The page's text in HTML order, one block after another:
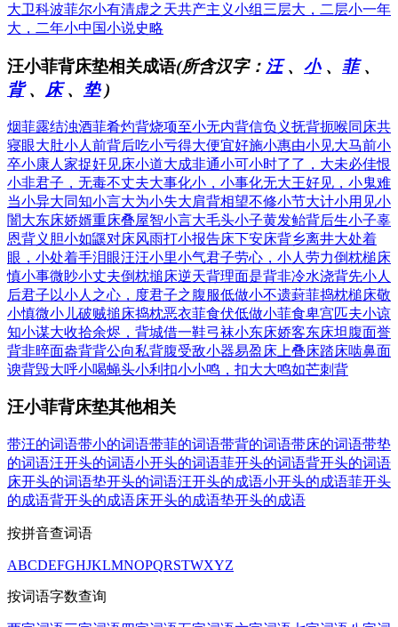
大卫科波菲尔小有清虚之天共产主义小组 三层大，二层小一年
大，二年小中国小说史略
汪小菲背床垫相关成语(所含汉字： 汪、 小、 菲、
背、 床、 垫)
烟菲露结浊酒菲肴灼背烧项至小无内背信负义抚背扼喉同床共
寝眼大肚小人前背后吃小亏得大便宜好施小惠由小见大马前小
卒小康人家捉奸见床小道大成非通小可小时了了，大未必佳恨
小非君子，无毒不丈夫大事化小，小事化无大王好见，小鬼难
当小异大同知小言大为小失大肩背相望不修小节大计小用 见小
闇大东床娇婿重床叠屋智小言大毛头小子黄发鲐背后生小子辜
恩背义 胆小如鼷对床风雨打小报告床下安床背乡离井大处着
眼，小处着手泪眼汪汪小里小气君子劳心，小人劳力倒枕槌床
慎小事微眇小丈夫倒枕搥床逆天背理面是背非冷水浇背先小人
后君子 以小人之心，度君子之腹服低做小不遗葑菲捣枕槌床敬
小慎微小儿破贼搥床捣枕恶衣菲食伏低做小菲食卑宫匹夫小谅
知小谋大收拾余烬，背城借一鞋弓袜小东床娇客东床坦腹面誉
背非晬面盎背背公向私背腹受敌小器易盈 床上叠床踏床啮鼻面
谀背毁大呼小喝蝇头小利 扣小小鸣，扣大大鸣如芒刺背
汪小菲背床垫其他相关
带汪的词语带小的词语带菲的词语带背的词语带床的词语带垫
的词语汪开头的词语小开头的词语菲开头的词语背开头的词语
床开头的词语垫开头的词语汪开头的成语小开头的成语菲开头
的成语背开头的成语床开头的成语垫开头的成语
按拼音查词语
ABCDEFGHJKLMNOPQRSTWXYZ
按词语字数查询